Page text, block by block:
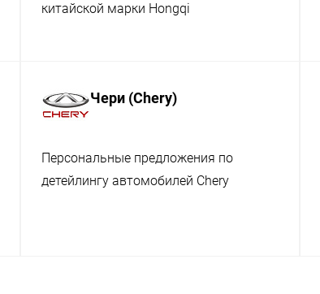
китайской марки Hongqi
Чери (Chery)
Персональные предложения по
детейлингу автомобилей Chery